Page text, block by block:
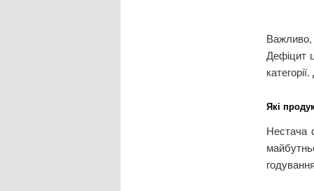
Дефіцит
Які
Нестача